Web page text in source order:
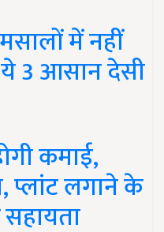
में नहीं
3 आसान देसी
कमाई,
प्लांट लगाने के